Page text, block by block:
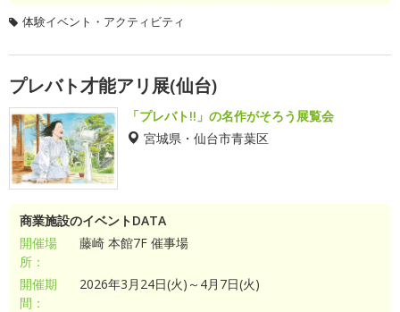
体験イベント・アクティビティ
プレバト才能アリ展(仙台)
「プレバト!!」の名作がそろう展覧会
宮城県・仙台市青葉区
商業施設のイベントDATA
開催場
所：
藤崎 本館7F 催事場
開催期
間：
2026年3月24日(火)～4月7日(火)